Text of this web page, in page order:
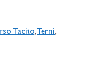
Tacito, Terni,